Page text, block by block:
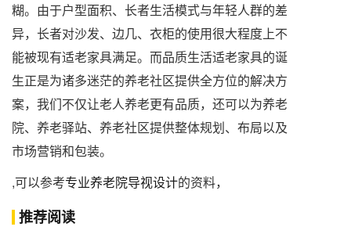
糊。由于户型面积、长者生活模式与年轻人群的差
异，长者对沙发、边几、衣柜的使用很大程度上不
能被现有适老家具满足。而品质生活适老家具的诞
生正是为诸多迷茫的养老社区提供全方位的解决方
案，我们不仅让老人养老更有品质，还可以为养老
院、养老驿站、养老社区提供整体规划、布局以及
市场营销和包装。
,可以参考专业养老院导视设计的资料，
推荐阅读